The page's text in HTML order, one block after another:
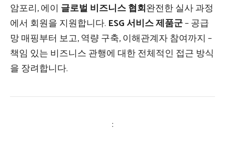
암포리, 에이 글로벌 비즈니스 협회완전한 실사 과정
에서 회원을 지원합니다. ESG 서비스 제품군– 공급
망 매핑부터 보고, 역량 구축, 이해관계자 참여까지 –
책임 있는 비즈니스 관행에 대한 전체적인 접근 방식
을 장려합니다.
: